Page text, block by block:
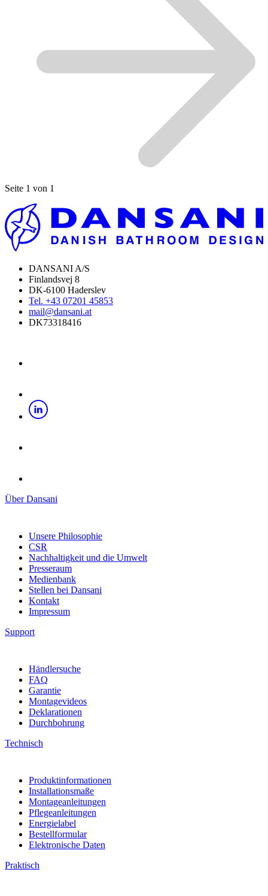
Seite 1 von 1
DANSANI A/S
Finlandsvej 8
DK-6100 Haderslev
Tel. +43 07201 45853
mail@dansani.at
DK73318416
Über Dansani
Unsere Philosophie
CSR
Nachhaltigkeit und die Umwelt
Presseraum
Medienbank
Stellen bei Dansani
Kontakt
Impressum
Support
Händlersuche
FAQ
Garantie
Montagevideos
Deklarationen
Durchbohrung
Technisch
Produktinformationen
Installationsmaße
Montageanleitungen
Pflegeanleitungen
Energielabel
Bestellformular
Elektronische Daten
Praktisch